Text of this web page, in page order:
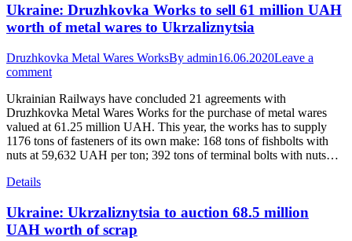
Ukraine: Druzhkovka Works to sell 61 million UAH
worth of metal wares to Ukrzaliznytsia
Druzhkovka Metal Wares WorksBy admin16.06.2020Leave a
comment
Ukrainian Railways have concluded 21 agreements with
Druzhkovka Metal Wares Works for the purchase of metal wares
valued at 61.25 million UAH. This year, the works has to supply
1176 tons of fasteners of its own make: 168 tons of fishbolts with
nuts at 59,632 UAH per ton; 392 tons of terminal bolts with nuts…
Details
Ukraine: Ukrzaliznytsia to auction 68.5 million
UAH worth of scrap